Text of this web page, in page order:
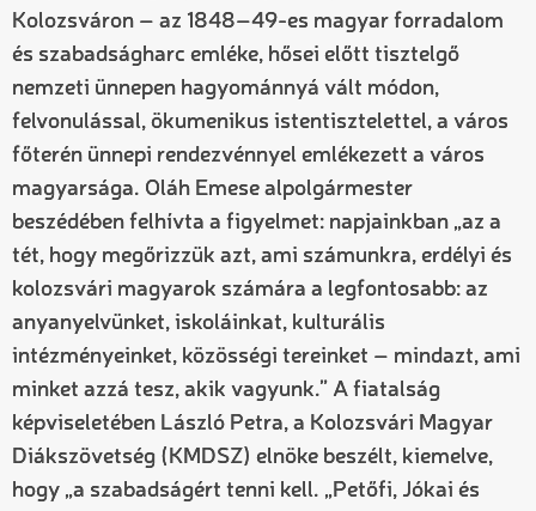
Kolozsváron – az 1848–49-es magyar forradalom
és szabadságharc emléke, hősei előtt tisztelgő
nemzeti ünnepen hagyománnyá vált módon,
felvonulással, ökumenikus istentisztelettel, a város
főterén ünnepi rendezvénnyel emlékezett a város
magyarsága. Oláh Emese alpolgármester
beszédében felhívta a figyelmet: napjainkban „az a
tét, hogy megőrizzük azt, ami számunkra, erdélyi és
kolozsvári magyarok számára a legfontosabb: az
anyanyelvünket, iskoláinkat, kulturális
intézményeinket, közösségi tereinket – mindazt, ami
minket azzá tesz, akik vagyunk.” A fiatalság
képviseletében László Petra, a Kolozsvári Magyar
Diákszövetség (KMDSZ) elnöke beszélt, kiemelve,
hogy „a szabadságért tenni kell. „Petőfi, Jókai és